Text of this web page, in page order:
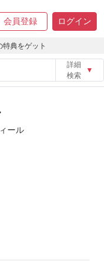
会員登録 ログイン
特典をゲット
詳細
検索
▼
ール